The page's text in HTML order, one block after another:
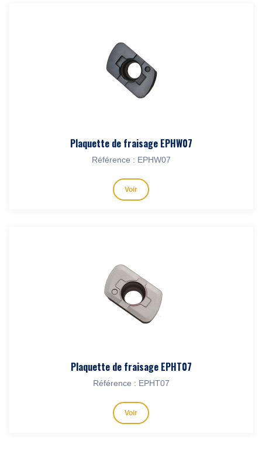
Plaquette de fraisage EPHW07
Référence : EPHW07
Voir
Plaquette de fraisage EPHT07
Référence : EPHT07
Voir